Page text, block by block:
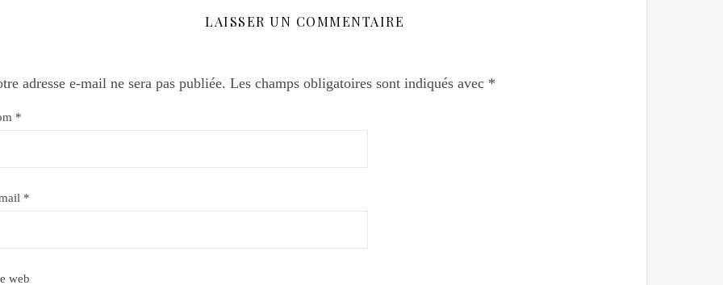
LAISSER UN COMMENTAIRE
adresse e-mail ne sera pas publiée. Les champs obligatoires sont indiqués avec *
*
*
web